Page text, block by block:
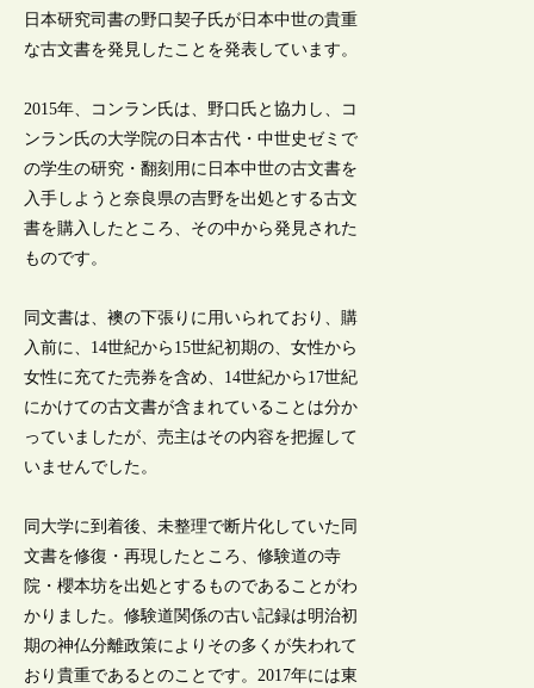
日本研究司書の野口契子氏が日本中世の貴重
な古文書を発見したことを発表しています。
2015年、コンラン氏は、野口氏と協力し、コ
ンラン氏の大学院の日本古代・中世史ゼミで
の学生の研究・翻刻用に日本中世の古文書を
入手しようと奈良県の吉野を出処とする古文
書を購入したところ、その中から発見された
ものです。
同文書は、襖の下張りに用いられており、購
入前に、14世紀から15世紀初期の、女性から
女性に充てた売券を含め、14世紀から17世紀
にかけての古文書が含まれていることは分か
っていましたが、売主はその内容を把握して
いませんでした。
同大学に到着後、未整理で断片化していた同
文書を修復・再現したところ、修験道の寺
院・櫻本坊を出処とするものであることがわ
かりました。修験道関係の古い記録は明治初
期の神仏分離政策によりその多くが失われて
おり貴重であるとのことです。2017年には東